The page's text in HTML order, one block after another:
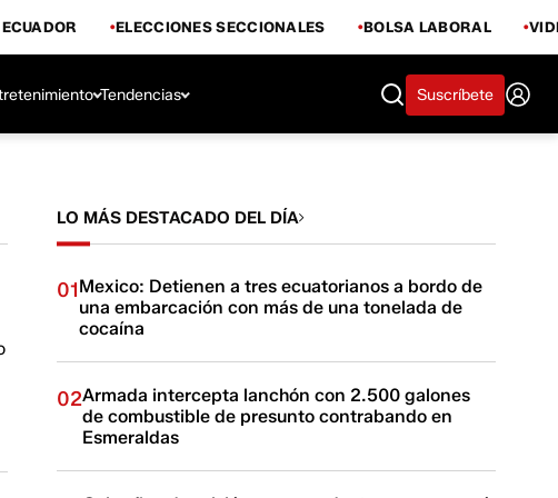
ELECCIONES SECCIONALES BOLSA LABORAL
Tendencias Suscríbete
LO MÁS DESTACADO DEL DÍA
01Mexico: Detienen a tres ecuatorianos a bordo de
una embarcación con más de una tonelada de
cocaína
02Armada intercepta lanchón con 2.500 galones
de combustible de presunto contrabando en
Esmeraldas